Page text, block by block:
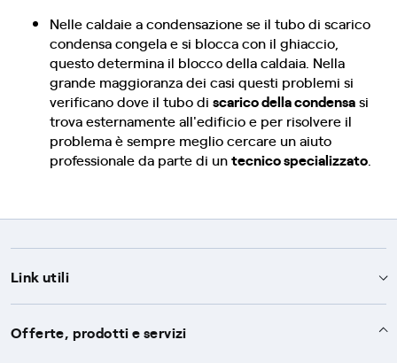
Nelle caldaie a condensazione se il tubo di scarico
condensa congela e si blocca con il ghiaccio,
questo determina il blocco della caldaia. Nella
grande maggioranza dei casi questi problemi si
verificano dove il tubo di scarico della condensasi
trova esternamente all'edificio e per risolvere il
problema è sempre meglio cercare un aiuto
professionale da parte di untecnico specializzato
Link utili
Assistenza
Offerte, prodotti e servizi